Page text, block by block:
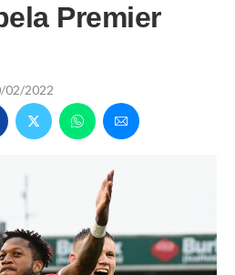
Premier
02/2022